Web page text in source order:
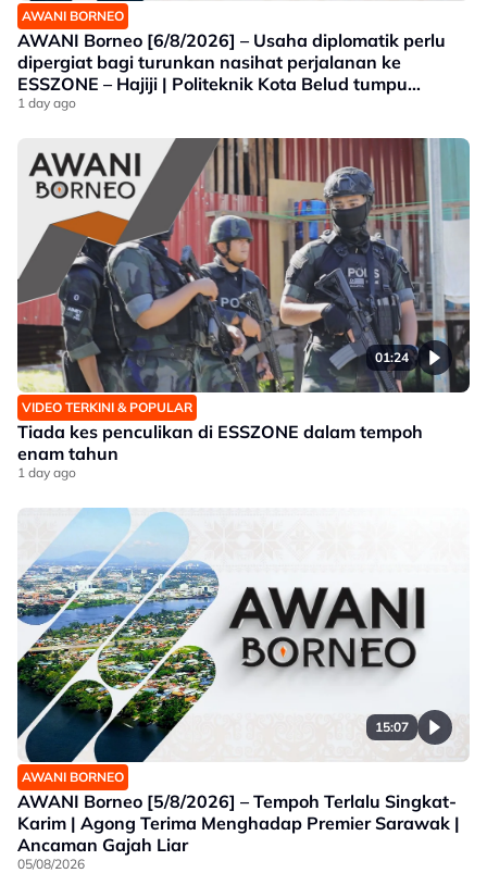
AWANI BORNEO
AWANI Borneo [6/8/2026] – Usaha diplomatik perlu
dipergiat bagi turunkan nasihat perjalanan ke
ESSZONE – Hajiji | Politeknik Kota Belud tumpu
bidang selaras keperluan industri Sabah |
produk tempatan
1 day ago
01:24
VIDEO TERKINI & POPULAR
Tiada kes penculikan di ESSZONE dalam tempoh
enam tahun
1 day ago
15:07
AWANI BORNEO
AWANI Borneo [5/8/2026] – Tempoh Terlalu Singkat-
Karim | Agong Terima Menghadap Premier Sarawak |
Ancaman Gajah Liar
05/08/2026